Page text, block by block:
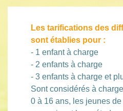
Les tarifications des
sont établies pour :
- 1 enfant à charge
- 2 enfants à charge
- 3 enfants à charge et
Sont considérés à
0 à 16 ans, les jeunes